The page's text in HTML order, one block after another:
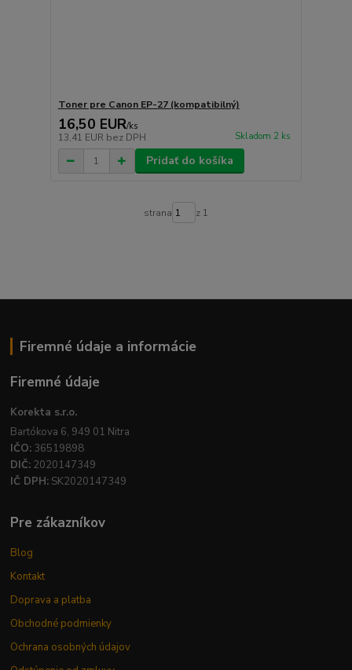
Toner pre Canon EP-27 (kompatibilný)
16,50 EUR/ks
13,41 EUR bez DPH Skladom 2 ks
Pridať do košíka
strana z 1
Firemné údaje a informácie
Firemné údaje
Korekta s.r.o.
Bartókova 6, 949 01 Nitra
IČO: 36519898
DIČ: 2020147349
IČ DPH: SK2020147349
Pre zákazníkov
Blog
Kontakt
Doprava a platba
Obchodné podmienky
Ochrana osobných údajov